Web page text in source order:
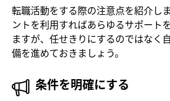
転職活動をする際の注意点を紹介し
ントを利用すればあらゆるサポート
ますが、任せきりにするのではなく
備を進めておきましょう。
条件を明確にする